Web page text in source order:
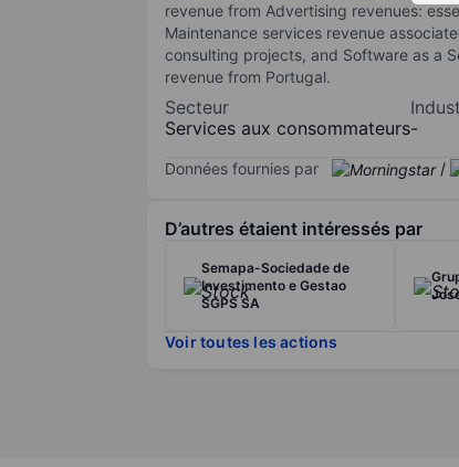
revenue from Advertising revenues:
Maintenance services revenue
consulting projects, and Software as a
revenue from Portugal.
Secteur
Services aux consommateurs-
Données fournies par /
D’autres étaient intéressés par
Semapa-Sociedade de
Investimento e Gestao
SGPS SA
Voir toutes les actions